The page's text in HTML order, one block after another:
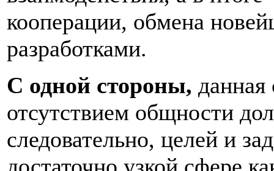
кооперации, обмена
разработками.
С одной стороны, данная
отсутствием общности
следовательно, целей и